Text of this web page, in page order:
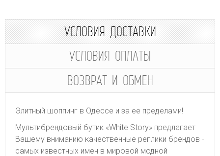
УСЛОВИЯ ДОСТАВКИ
УСЛОВИЯ ОПЛАТЫ
ВОЗВРАТ И ОБМЕН
Элитный шоппинг в Одессе и за ее пределами!
Мультибрендовый бутик «White Story» предлагает
Вашему вниманию качественные реплики брендов -
самых известных имен в мировой модной